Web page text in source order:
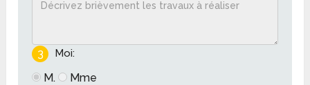
3 Moi:
M. Mme